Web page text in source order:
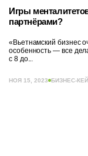
Игры
партнёрами?
«Вьетнамский бизнес
особенность — все
с 8 до...
НОЯ 15, 2023 БИЗНЕС-